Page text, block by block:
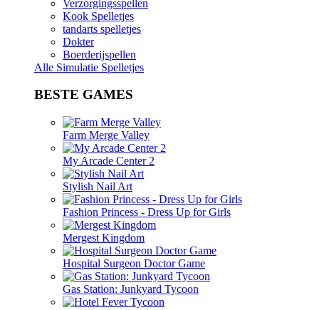
Verzorgingsspellen
Kook Spelletjes
tandarts spelletjes
Dokter
Boerderijspellen
Alle Simulatie Spelletjes
BESTE GAMES
Farm Merge Valley
My Arcade Center 2
Stylish Nail Art
Fashion Princess - Dress Up for Girls
Mergest Kingdom
Hospital Surgeon Doctor Game
Gas Station: Junkyard Tycoon